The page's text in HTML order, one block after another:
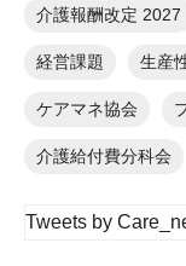
介護報酬改定 2027
経営課題 生産
ケアマネ協会
介護給付費分科会
Tweets by